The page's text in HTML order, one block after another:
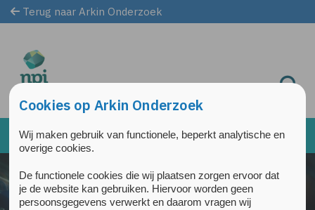
Terug naar Arkin Onderzoek
Cookies op Arkin Onderzoek
Wij maken gebruik van functionele, beperkt analytische en
overige cookies.
De functionele cookies die wij plaatsen zorgen ervoor dat
je de website kan gebruiken. Hiervoor worden geen
persoonsgegevens verwerkt en daarom vragen wij